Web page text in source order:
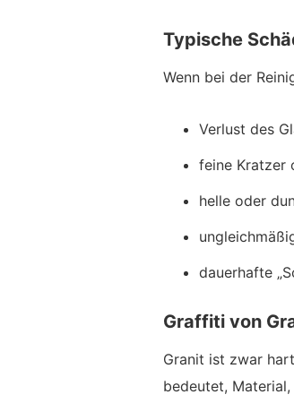
Typische
Wenn bei der
Verlust des
feine Kratzer
helle oder
dauerhafte
Graffiti von
Granit ist zwar
bedeutet,